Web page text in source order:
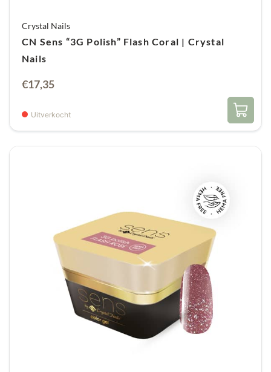
Crystal Nails
CN Sens “3G Polish” Flash Coral | Crystal
Nails
€17,35
Uitverkocht